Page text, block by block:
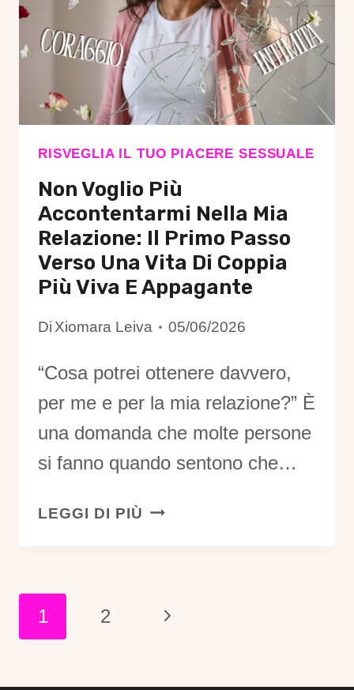
CUI
LA
RELAZIONE
CAMBIA
DAVVERO
RISVEGLIA IL TUO PIACERE SESSUALE
Non Voglio Più
Accontentarmi Nella Mia
Relazione: Il Primo Passo
Verso Una Vita Di Coppia
Più Viva E Appagante
Di Xiomara Leiva 05/06/2026
“Cosa potrei ottenere davvero,
per me e per la mia relazione?” È
una domanda che molte persone
si fanno quando sentono che…
LEGGI DI PIÙ NON
MIA
Navigazione
Pagina
1 2
Pagina